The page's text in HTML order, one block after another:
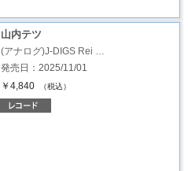
山内テツ
(アナログ)J-DIGS Rei …
発売日：2025/11/01
￥4,840
（税込）